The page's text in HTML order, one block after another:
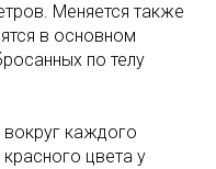
Меняется также
в основном
по телу
вокруг каждого
цвета у